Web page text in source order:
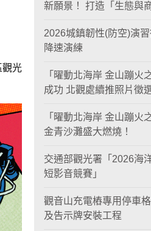
觀光
新願景！ 打造「生態與
2026城鎮韌性(防空)演
降速演練
「曜動北海岸 金山蹦火
成功 北觀處續推照片徵選與外籍青
「曜動北海岸 金山蹦火
金青沙灘盛大燃燒！
交通部觀光署「2026海
短影音競賽」
觀音山充電樁專用停車
及告示牌安裝工程